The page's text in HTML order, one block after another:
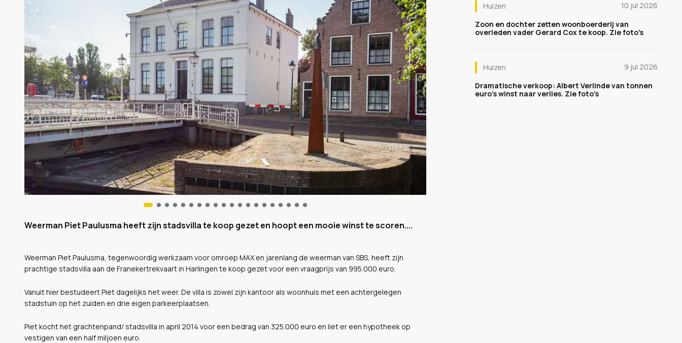
Weerman Piet Paulusma heeft zijn stadsvilla te koop gezet en hoopt een mooie winst te scoren....
Weerman Piet Paulusma, tegenwoordig werkzaam voor omroep MAX en jarenlang de weerman van SBS, heeft zijn
prachtige stadsvilla aan de Franekertrekvaart in Harlingen te koop gezet voor een vraagprijs van 995.000 euro.
Vanuit hier bestudeert Piet dagelijks het weer. De villa is zowel zijn kantoor als woonhuis met een achtergelegen
stadstuin op het zuiden en drie eigen parkeerplaatsen.
Piet kocht het grachtenpand/ stadsvilla in april 2014 voor een bedrag van 325.000 euro en liet er een hypotheek op
vestigen van een half miljoen euro.
Huizen
10 jul 2026
Zoon en dochter zetten woonboerderij van
overleden vader Gerard Cox te koop. Zie foto's
Huizen
9 jul 2026
Dramatische verkoop: Albert Verlinde van tonnen
euro's winst naar verlies. Zie foto's